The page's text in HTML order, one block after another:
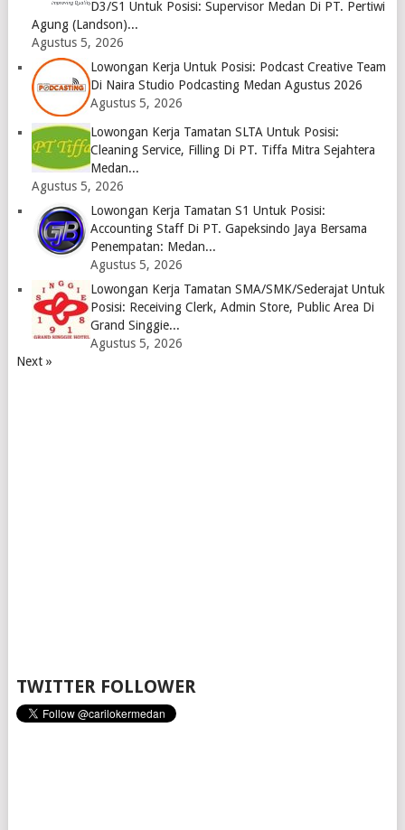
D3/S1 Untuk Posisi: Supervisor Medan Di PT. Pertiwi
Agung (Landson)...
Agustus 5, 2026
Lowongan Kerja Untuk Posisi: Podcast Creative Team
Di Naira Studio Podcasting Medan Agustus 2026
Agustus 5, 2026
Lowongan Kerja Tamatan SLTA Untuk Posisi:
Cleaning Service, Filling Di PT. Tiffa Mitra Sejahtera
Medan...
Agustus 5, 2026
Lowongan Kerja Tamatan S1 Untuk Posisi:
Accounting Staff Di PT. Gapeksindo Jaya Bersama
Penempatan: Medan...
Agustus 5, 2026
Lowongan Kerja Tamatan SMA/SMK/Sederajat Untuk
Posisi: Receiving Clerk, Admin Store, Public Area Di
Grand Singgie...
Agustus 5, 2026
Next »
TWITTER FOLLOWER